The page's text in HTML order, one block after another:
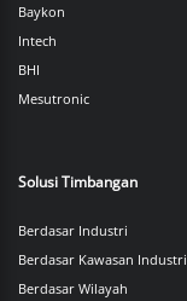
Baykon
Intech
BHI
Mesutronic
Solusi Timbangan
Berdasar Industri
Berdasar Kawasan Industri
Berdasar Wilayah